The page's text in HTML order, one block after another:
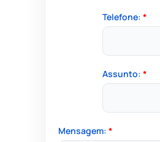
Telefone: *
Assunto: *
Mensagem: *